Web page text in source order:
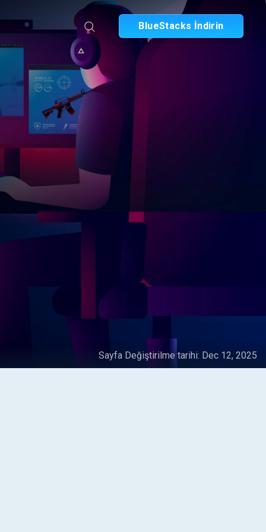
BlueStacks İndirin
Sayfa Değiştirilme tarihi: Dec 12, 2025